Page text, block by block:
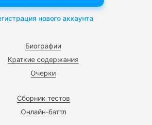
Биографии
Краткие содержания
Очерки
Сборник тестов
Онлайн-баттл
нового аккаунта